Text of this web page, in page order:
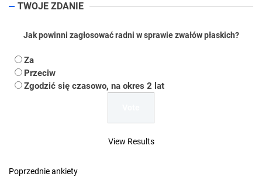
TWOJE ZDANIE
Jak powinni zagłosować radni w sprawie zwałów płaskich?
Za
Przeciw
Zgodzić się czasowo, na okres 2 lat
View Results
Poprzednie ankiety